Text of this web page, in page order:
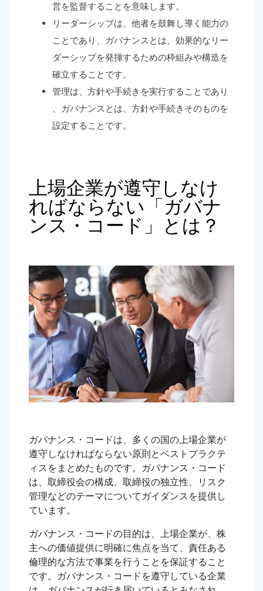
営を監督することを意味します。
リーダーシップは、他者を鼓舞し導く能力の
ことであり、ガバナンスとは、効果的なリー
ダーシップを発揮するための枠組みや構造を
確立することです。
管理は、方針や手続きを実行することであり
、ガバナンスとは、方針や手続きそのものを
設定することです。
上場企業が遵守しなけ
ればならない「ガバナ
ンス・コード」とは？
ガバナンス・コードは、多くの国の上場企業が
遵守しなければならない原則とベストプラクテ
ィスをまとめたものです。ガバナンス・コード
は、取締役会の構成、取締役の独立性、リスク
管理などのテーマについてガイダンスを提供し
ています。
ガバナンス・コードの目的は、上場企業が、株
主への価値提供に明確に焦点を当て、責任ある
倫理的な方法で事業を行うことを保証すること
です。ガバナンス・コードを遵守している企業